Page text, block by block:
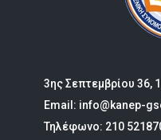
3ης Σεπτεμβρίου 36,
Email: info@kanep-
Τηλέφωνο: 210